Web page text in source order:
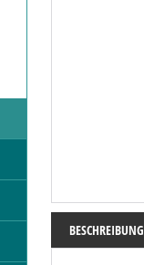
BESCHREIBUNG